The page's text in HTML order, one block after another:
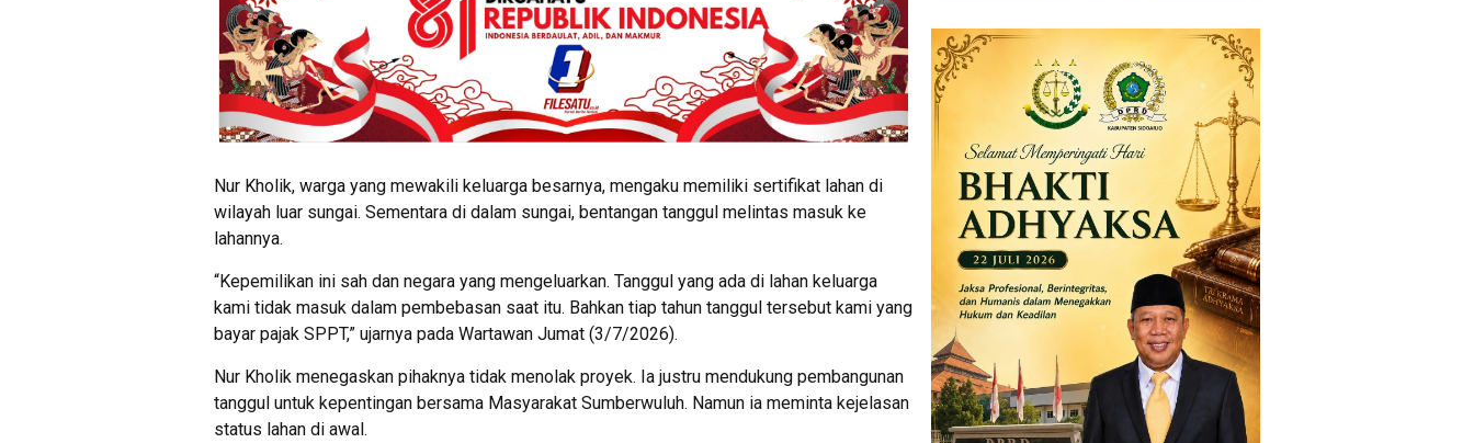
Nur Kholik, warga yang mewakili keluarga besarnya, mengaku memiliki sertifikat lahan di
wilayah luar sungai. Sementara di dalam sungai, bentangan tanggul melintas masuk ke
lahannya.
“Kepemilikan ini sah dan negara yang mengeluarkan. Tanggul yang ada di lahan keluarga
kami tidak masuk dalam pembebasan saat itu. Bahkan tiap tahun tanggul tersebut kami yang
bayar pajak SPPT,” ujarnya pada Wartawan Jumat (3/7/2026).
Nur Kholik menegaskan pihaknya tidak menolak proyek. Ia justru mendukung pembangunan
tanggul untuk kepentingan bersama Masyarakat Sumberwuluh. Namun ia meminta kejelasan
status lahan di awal.